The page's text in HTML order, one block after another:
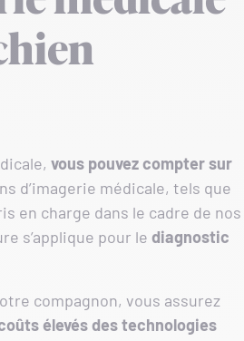
vous pouvez compter sur
d’imagerie médicale, tels que
en charge dans le cadre de nos
s’applique pour le diagnostic
compagnon, vous assurez
élevés des technologies